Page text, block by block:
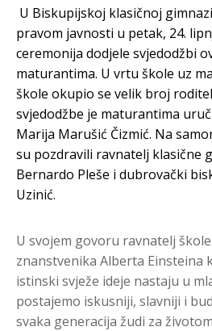
U Biskupijskoj klasičnoj
pravom javnosti u petak, 24.
ceremonija dodjele svjedodžbi
maturantima. U vrtu škole uz
škole okupio se velik broj
svjedodžbe je maturantima
Marija Marušić Čizmić. Na
su pozdravili ravnatelj klasične
Bernardo Pleše i dubrovački
Uzinić.
U svojem govoru ravnatelj
znanstvenika Alberta Einsteina
istinski svježe ideje nastaju u
postajemo iskusniji, slavniji i
svaka generacija žudi za